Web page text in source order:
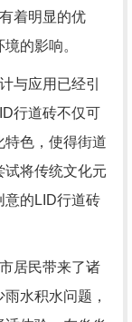
着明显的优
的影响。
与应用已经引
行道砖不仅可
特色，使得街道
试将传统文化元
意的LID行道砖
居民带来了诸
水积水问题，